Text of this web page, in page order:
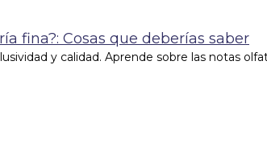
fina?: Cosas que deberías saber
y calidad. Aprende sobre las notas